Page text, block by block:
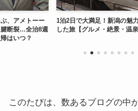
、アメトーー
断裂…全治8週
はいつ？
1泊2日で大満足！新潟の魅
した旅【グルメ・絶景・温泉
このたびは、数あるブログの中